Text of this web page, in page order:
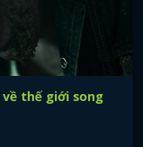
thế giới song